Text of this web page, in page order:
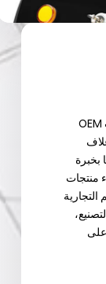
بصفتنا مصنعًا لأجهزة التجميل، نقدم خدمات OEM
منتجات